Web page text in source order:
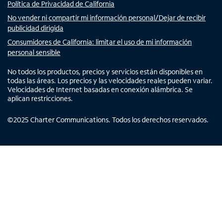
Política de Privacidad de California
No vender ni compartir mi información personal/Dejar de recibir
publicidad dirigida
Consumidores de California: limitar el uso de mi información
personal sensible
No todos los productos, precios y servicios están disponibles en
todas las áreas. Los precios y las velocidades reales pueden variar.
Velocidades de Internet basadas en conexión alámbrica. Se
aplican restricciones.
©2025 Charter Communications. Todos los derechos reservados.